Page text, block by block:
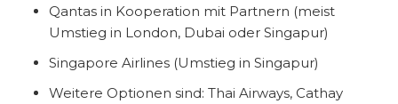
Qantas in Kooperation mit Partnern (meist
Umstieg in London, Dubai oder Singapur)
Singapore Airlines (Umstieg in Singapur)
Weitere Optionen sind: Thai Airways, Cathay